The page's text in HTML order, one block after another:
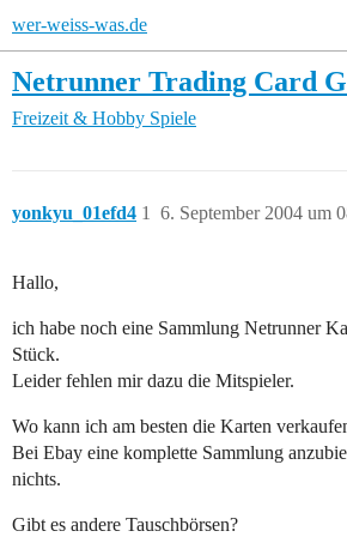
wer-weiss-was.de
Netrunner Trading Card
Freizeit & Hobby Spiele
yonkyu_01efd4 6. September 2004 um
1
Hallo,
ich habe noch eine Sammlung Netrunner
Stück.
Leider fehlen mir dazu die Mitspieler.
Wo kann ich am besten die Karten
Bei Ebay eine komplette Sammlung
nichts.
Gibt es andere Tauschbörsen?